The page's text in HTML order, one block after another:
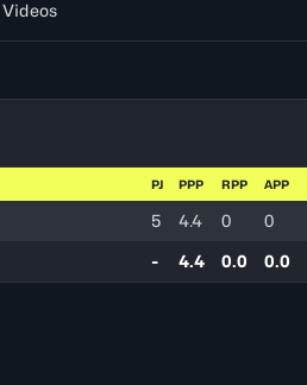
Videos
PJ PPP RPP APP
5 4.4 0 0
- 4.4 0.0 0.0